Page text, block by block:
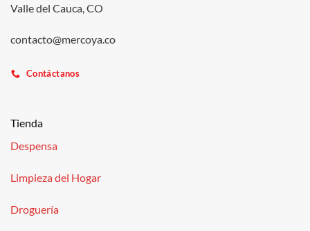
Valle del Cauca, CO
contacto@mercoya.co
Contáctanos
Tienda
Despensa
Limpieza del Hogar
Droguería